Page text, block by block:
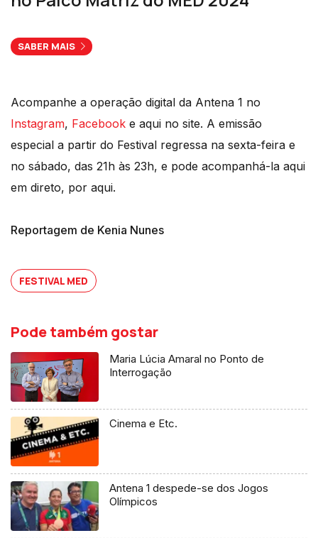
SABER MAIS
Acompanhe a operação digital da Antena 1 no
Instagram, Facebook e aqui no site. A emissão
especial a partir do Festival regressa na sexta-feira e
no sábado, das 21h às 23h, e pode acompanhá-la aqui
em direto, por aqui.
Reportagem de Kenia Nunes
FESTIVAL MED
Pode também gostar
Maria Lúcia Amaral no Ponto de
Interrogação
Cinema e Etc.
Antena 1 despede-se dos Jogos
Olímpicos